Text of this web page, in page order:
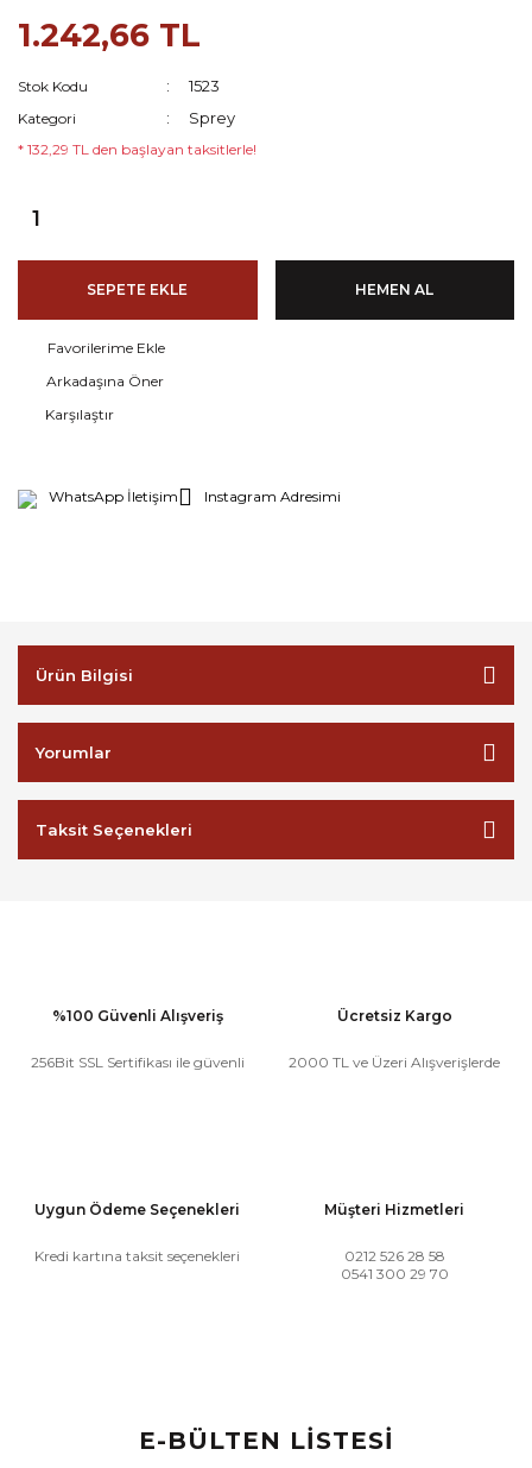
1.242,66 TL
Stok Kodu 1523
Kategori Sprey
* 132,29 TL den başlayan taksitlerle!
SEPETE EKLE HEMEN AL
Arkadaşına Öner
Karşılaştır
WhatsApp İletişim Instagram Adresimi
Ürün Bilgisi
Yorumlar
Taksit Seçenekleri
%100 Güvenli Alışveriş
256Bit SSL Sertifikası ile güvenli
Ücretsiz Kargo
2000 TL ve Üzeri Alışverişlerde
Uygun Ödeme Seçenekleri
Kredi kartına taksit seçenekleri
Müşteri Hizmetleri
0212 526 28 58
0541 300 29 70
E-BÜLTEN LİSTESİ